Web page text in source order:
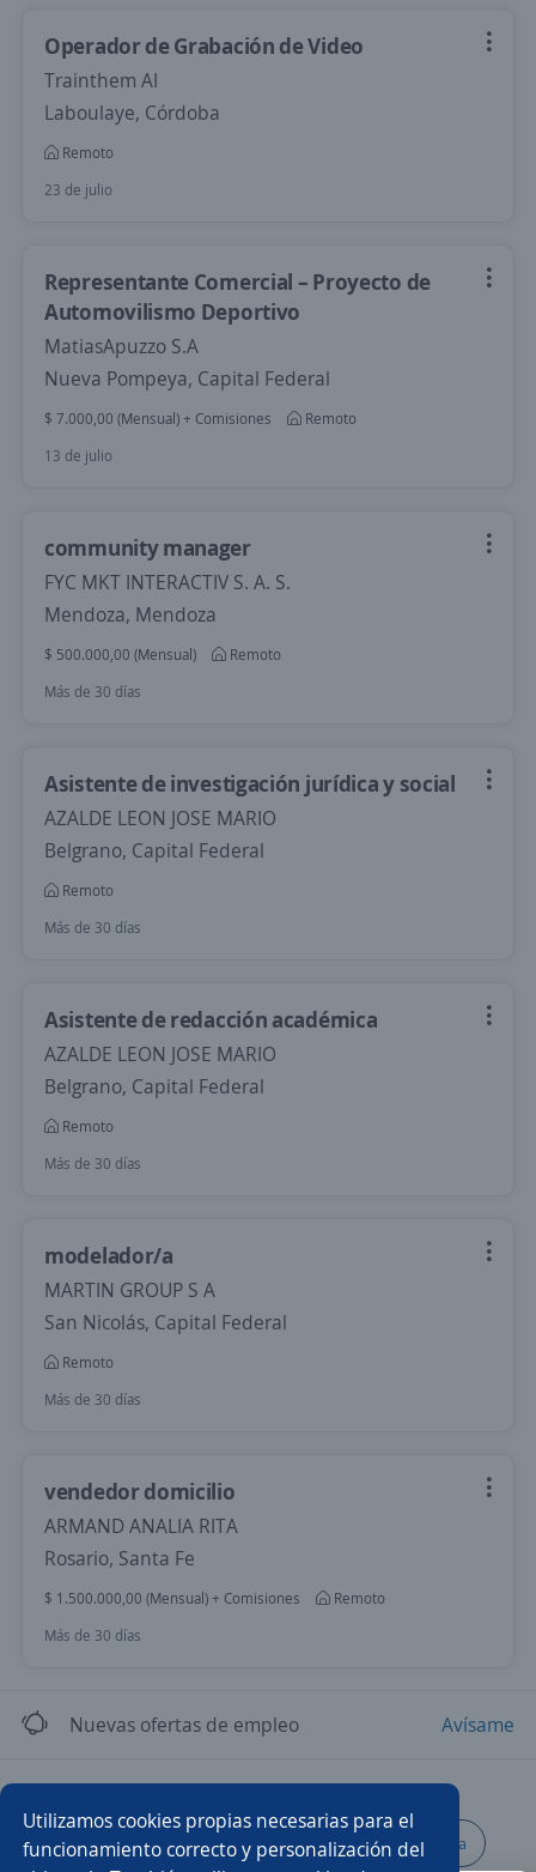
Utilizamos cookies propias necesarias para el
funcionamiento correcto y personalización del
Operador de Grabación de Video
Trainthem AI
Laboulaye, Córdoba
Remoto
23 de julio
Representante Comercial – Proyecto de
Automovilismo Deportivo
MatiasApuzzo S.A
Nueva Pompeya, Capital Federal
$ 7.000,00 (Mensual) + Comisiones
Remoto
13 de julio
community manager
FYC MKT INTERACTIV S. A. S.
Mendoza, Mendoza
$ 500.000,00 (Mensual)
Remoto
Más de 30 días
Asistente de investigación jurídica y social
AZALDE LEON JOSE MARIO
Belgrano, Capital Federal
Remoto
Más de 30 días
Asistente de redacción académica
AZALDE LEON JOSE MARIO
Belgrano, Capital Federal
Remoto
Más de 30 días
modelador/a
MARTIN GROUP S A
San Nicolás, Capital Federal
Remoto
Más de 30 días
vendedor domicilio
ARMAND ANALIA RITA
Rosario, Santa Fe
$ 1.500.000,00 (Mensual) + Comisiones
Remoto
Más de 30 días
Nuevas ofertas de empleo Avísame
Pastelero/a Encargado/a de cocina Almacenista